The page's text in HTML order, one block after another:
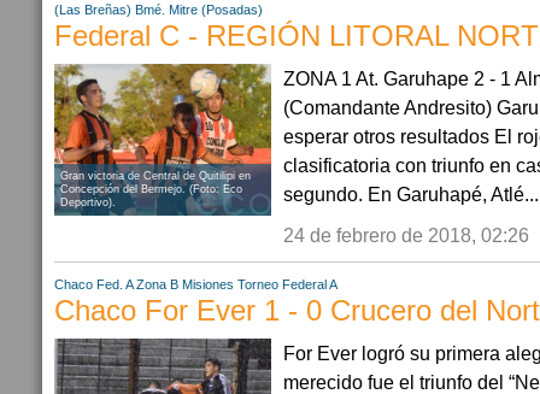
(Las Breñas) Bmé. Mitre (Posadas)
Federal C - REGIÓN LITORAL
Gran victoria de Central de Quitilipi en
Concepción del Bermejo. (Foto: Eco
Deportivo).
ZONA 1 At. Garuhape 2 - 1
(Comandante Andresito)
esperar otros resultados El
clasificatoria con triunfo en
segundo. En Garuhapé, Atlé...
24 de febrero de 2018, 02:26
Chaco Fed. A Zona B Misiones Torneo Federal A
Chaco For Ever 1 - 0 Crucero del
For Ever logró su primera
merecido fue el triunfo del